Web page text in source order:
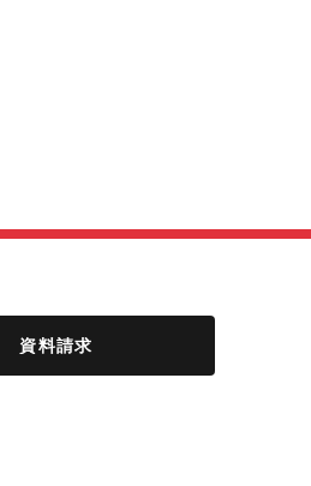
資料請求